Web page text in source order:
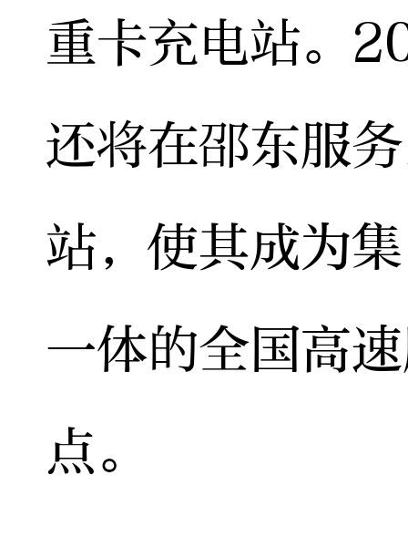
重卡充电站。
还将在邵东服
站，使其成为
一体的全国高
点。